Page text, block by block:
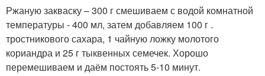
Ржаную закваску – 300 г смешиваем с водой комнатной
температуры - 400 мл, затем добавляем 100 г .
тростникового сахара, 1 чайную ложку молотого
кориандра и 25 г тыквенных семечек. Хорошо
перемешиваем и даём постоять 5-10 минут.